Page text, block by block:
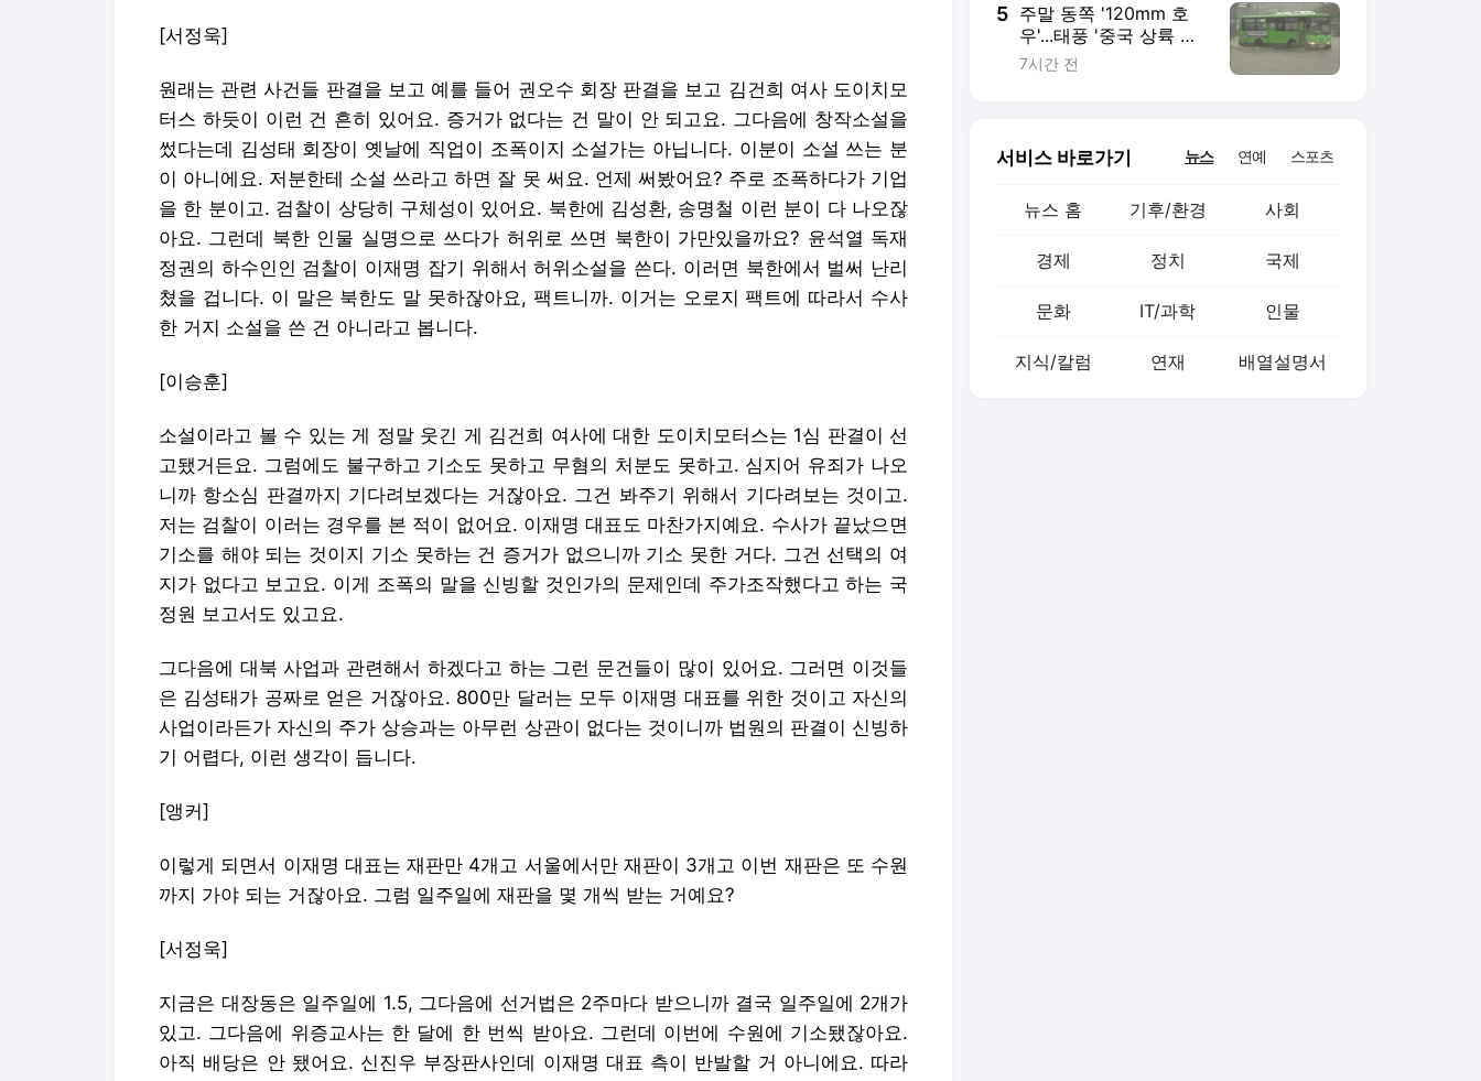
[서정욱]
원래는 관련 사건들 판결을 보고 예를 들어 권오수 회장 판결을 보고 김건희 여사 도이치모
터스 하듯이 이런 건 흔히 있어요. 증거가 없다는 건 말이 안 되고요. 그다음에 창작소설을
썼다는데 김성태 회장이 옛날에 직업이 조폭이지 소설가는 아닙니다. 이분이 소설 쓰는 분
이 아니에요. 저분한테 소설 쓰라고 하면 잘 못 써요. 언제 써봤어요? 주로 조폭하다가 기업
을 한 분이고. 검찰이 상당히 구체성이 있어요. 북한에 김성환, 송명철 이런 분이 다 나오잖
아요. 그런데 북한 인물 실명으로 쓰다가 허위로 쓰면 북한이 가만있을까요? 윤석열 독재
정권의 하수인인 검찰이 이재명 잡기 위해서 허위소설을 쓴다. 이러면 북한에서 벌써 난리
쳤을 겁니다. 이 말은 북한도 말 못하잖아요, 팩트니까. 이거는 오로지 팩트에 따라서 수사
한 거지 소설을 쓴 건 아니라고 봅니다.
[이승훈]
소설이라고 볼 수 있는 게 정말 웃긴 게 김건희 여사에 대한 도이치모터스는 1심 판결이 선
고됐거든요. 그럼에도 불구하고 기소도 못하고 무혐의 처분도 못하고. 심지어 유죄가 나오
니까 항소심 판결까지 기다려보겠다는 거잖아요. 그건 봐주기 위해서 기다려보는 것이고.
저는 검찰이 이러는 경우를 본 적이 없어요. 이재명 대표도 마찬가지예요. 수사가 끝났으면
기소를 해야 되는 것이지 기소 못하는 건 증거가 없으니까 기소 못한 거다. 그건 선택의 여
지가 없다고 보고요. 이게 조폭의 말을 신빙할 것인가의 문제인데 주가조작했다고 하는 국
정원 보고서도 있고요.
그다음에 대북 사업과 관련해서 하겠다고 하는 그런 문건들이 많이 있어요. 그러면 이것들
은 김성태가 공짜로 얻은 거잖아요. 800만 달러는 모두 이재명 대표를 위한 것이고 자신의
사업이라든가 자신의 주가 상승과는 아무런 상관이 없다는 것이니까 법원의 판결이 신빙하
기 어렵다, 이런 생각이 듭니다.
[앵커]
이렇게 되면서 이재명 대표는 재판만 4개고 서울에서만 재판이 3개고 이번 재판은 또 수원
까지 가야 되는 거잖아요. 그럼 일주일에 재판을 몇 개씩 받는 거예요?
[서정욱]
지금은 대장동은 일주일에 1.5, 그다음에 선거법은 2주마다 받으니까 결국 일주일에 2개가
있고. 그다음에 위증교사는 한 달에 한 번씩 받아요. 그런데 이번에 수원에 기소됐잖아요.
아직 배당은 안 됐어요. 신진우 부장판사인데 이재명 대표 측이 반발할 거 아니에요. 따라
5 주말 동쪽 '120mm 호
우'...태풍 '중국 상륙 뒤'
변수
7시간 전
서비스 바로가기 뉴스 연예 스포츠
뉴스 홈 기후/환경 사회
경제 정치 국제
문화 IT/과학 인물
지식/칼럼 연재 배열설명서